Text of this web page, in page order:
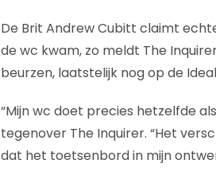
De Brit Andrew Cubitt claimt
de wc kwam, zo meldt The
beurzen, laatstelijk nog op de
“Mijn wc doet precies hetzelfde
tegenover The Inquirer. “Het
dat het toetsenbord in mijn